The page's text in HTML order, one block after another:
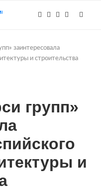
заинтересовала
и строительства
групп»
и